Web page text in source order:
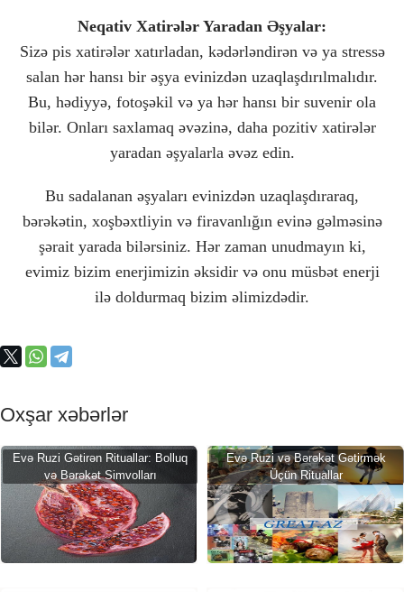
Neqativ Xatirələr Yaradan Əşyalar:
Sizə pis xatirələr xatırladan, kədərləndirən və ya stressə
salan hər hansı bir əşya evinizdən uzaqlaşdırılmalıdır.
Bu, hədiyyə, fotoşəkil və ya hər hansı bir suvenir ola
bilər. Onları saxlamaq əvəzinə, daha pozitiv xatirələr
yaradan əşyalarla əvəz edin.
Bu sadalanan əşyaları evinizdən uzaqlaşdıraraq,
bərəkətin, xoşbəxtliyin və firavanlığın evinə gəlməsinə
şərait yarada bilərsiniz. Hər zaman unudmayın ki,
evimiz bizim enerjimizin əksidir və onu müsbət enerji
ilə doldurmaq bizim əlimizdədir.
Oxşar xəbərlər
Evə Ruzi Gətirən Rituallar: Bolluq
və Bərəkət Simvolları
Evə Ruzi və Bərəkət Gətirmək
Üçün Rituallar